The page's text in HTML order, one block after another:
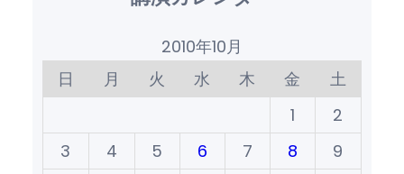
2010年10月
日
月 火 水 木 金
土
1
2
3
4 5 6 7 8
9